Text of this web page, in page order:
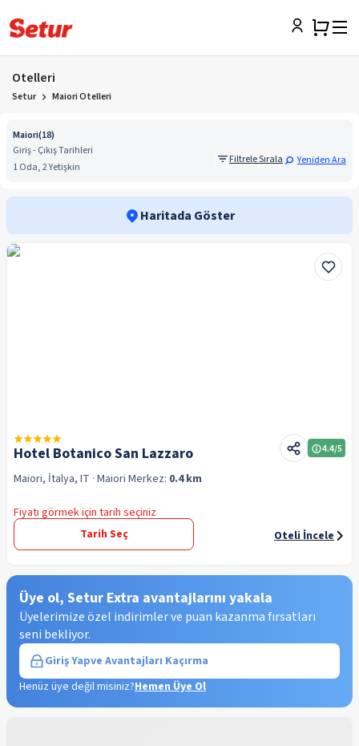
Otelleri
Setur Maiori Otelleri
Maiori(18)
Giriş - Çıkış Tarihleri
1 Oda, 2 Yetişkin
Filtrele Sırala Yeniden Ara
Haritada Göster
Hotel Botanico San Lazzaro 4.4/5
Maiori, İtalya, IT · Maiori Merkez: 0.4 km
Fiyatı görmek için tarih seçiniz
Tarih Seç
Oteli İncele
Üye ol, Setur Extra avantajlarını yakala
Üyelerimize özel indirimler ve puan kazanma fırsatları
seni bekliyor.
Giriş Yapve Avantajları Kaçırma
Henüz üye değil misiniz?Hemen Üye Ol